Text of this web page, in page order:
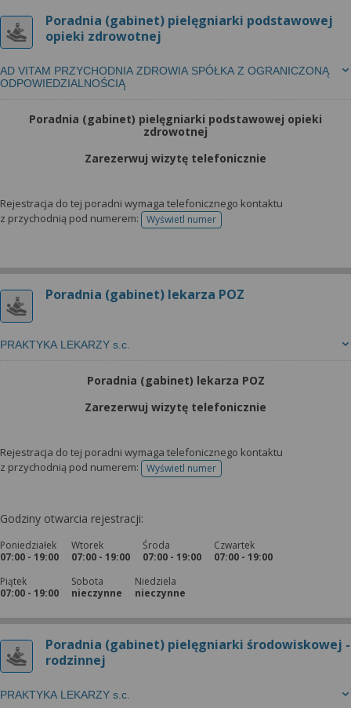
Poradnia (gabinet) pielęgniarki podstawowej
opieki zdrowotnej
AD VITAM PRZYCHODNIA ZDROWIA SPÓŁKA Z OGRANICZONĄ
ODPOWIEDZIALNOŚCIĄ
Poradnia (gabinet) pielęgniarki podstawowej opieki
zdrowotnej
Zarezerwuj wizytę telefonicznie
Rejestracja do tej poradni wymaga telefonicznego kontaktu
z przychodnią pod numerem:
Wyświetl numertelefonu do rejestracji
Poradnia (gabinet) lekarza POZ
PRAKTYKA LEKARZY s.c.
Poradnia (gabinet) lekarza POZ
Zarezerwuj wizytę telefonicznie
Rejestracja do tej poradni wymaga telefonicznego kontaktu
z przychodnią pod numerem:
Wyświetl numertelefonu do rejestracji
Godziny otwarcia rejestracji:
Poniedziałek
07:00 - 19:00
Wtorek
07:00 - 19:00
Środa
07:00 - 19:00
Czwartek
07:00 - 19:00
Piątek
07:00 - 19:00
Sobota
nieczynne
Niedziela
nieczynne
Poradnia (gabinet) pielęgniarki środowiskowej -
rodzinnej
PRAKTYKA LEKARZY s.c.